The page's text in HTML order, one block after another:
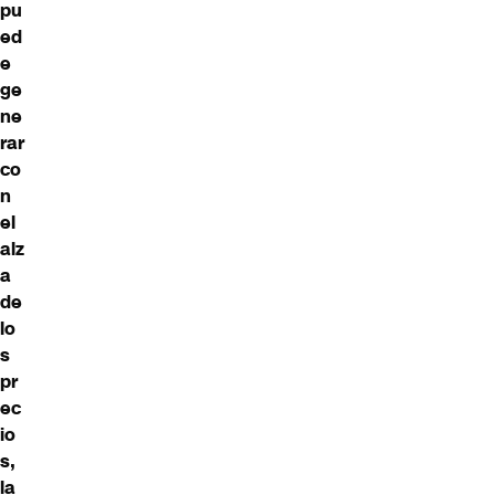
pu
ed
e
ge
ne
rar
co
n
el
alz
a
de
lo
s
pr
ec
io
s,
la